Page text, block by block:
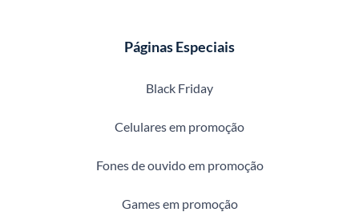
Páginas Especiais
Black Friday
Celulares em promoção
Fones de ouvido em promoção
Games em promoção